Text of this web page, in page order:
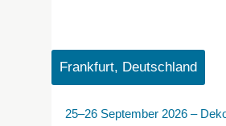
Frankfurt, Deutschland
25–26 September 2026 –